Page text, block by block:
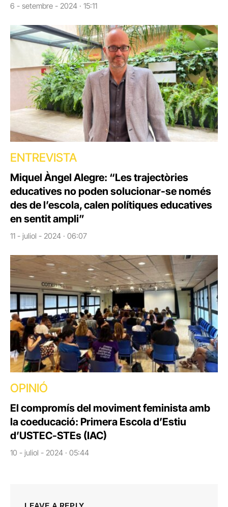
6 - setembre - 2024 · 15:11
ENTREVISTA
Miquel Àngel Alegre: “Les trajectòries
educatives no poden solucionar-se només
des de l’escola, calen polítiques educatives
en sentit ampli”
11 - juliol - 2024 · 06:07
OPINIÓ
El compromís del moviment feminista amb
la coeducació: Primera Escola d’Estiu
d’USTEC-STEs (IAC)
10 - juliol - 2024 · 05:44